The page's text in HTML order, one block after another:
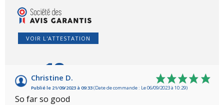
VOIR L'ATTESTATION
10/10
Christine D.
Publié le 21/09/2023 à 09:33(Date de commande : Le 06/09/2023 à 10:29)
So far so good